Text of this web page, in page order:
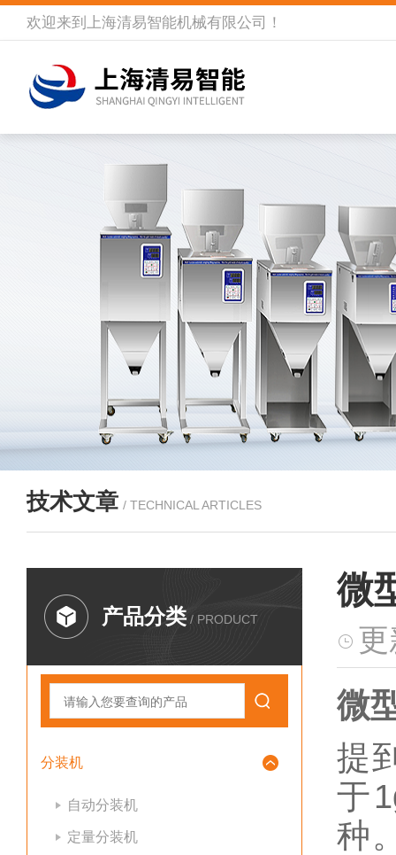
欢迎来到 上海清易智能机械有限公司 ！
技术文章 / TECHNICAL ARTICLES
产品分类 / PRODUCT
分装机
自动分装机
定量分装机
微
微
提
于
种